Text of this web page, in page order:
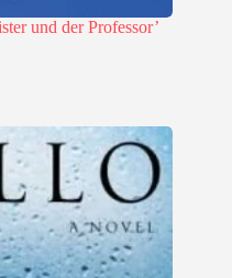
und der Professor’